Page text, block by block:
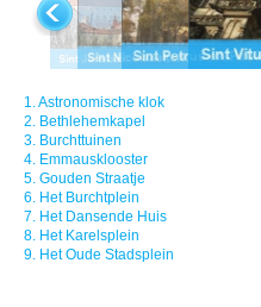
1.Astronomische klok
2. Bethlehemkapel
3. Burchttuinen
4. Emmausklooster
5. Gouden Straatje
6. Het Burchtplein
7. Het Dansende Huis
8. Het Karelsplein
9. Het Oude Stadsplein